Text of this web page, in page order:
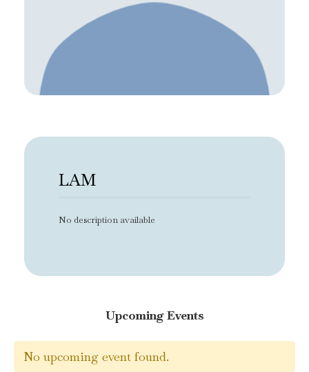
LAM
No description available
Upcoming Events
No upcoming event found.